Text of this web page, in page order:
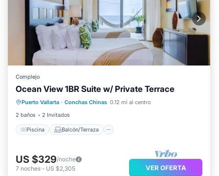
Complejo
Ocean View 1BR Suite w/ Private Terrace
Puerto Vallarta · Conchas Chinas 0.12 mi al centro
2 baños
2 Invitados
Piscina Balcón/Terraza
Piscina
Balcón/Terraza
Aire acondicionado
Internet
US $329/noche
7 noches - US $2,305 VER OFERTA